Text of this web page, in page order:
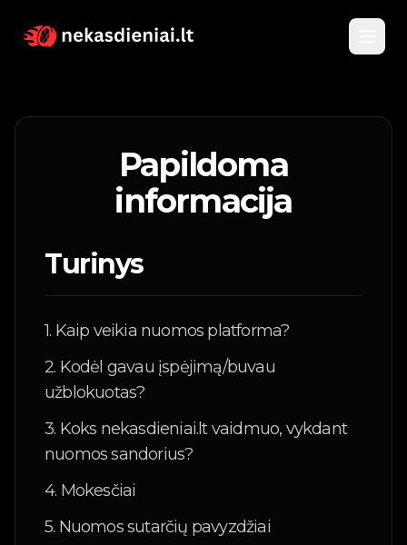
Pagrindinis
Katalogas
Parduodami automobiliai
Įsigyk kuponą
🇱🇹 Lietuvių
🇬🇧 English
Prisijungti
Papildoma
informacija
Turinys
1. Kaip veikia nuomos platforma?
2. Kodėl gavau įspėjimą/buvau
užblokuotas?
3. Koks nekasdieniai.lt vaidmuo, vykdant
nuomos sandorius?
4. Mokesčiai
5. Nuomos sutarčių pavyzdžiai